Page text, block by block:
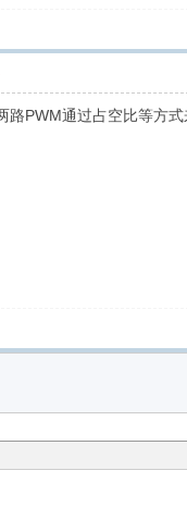
PWM通过占空比等方式